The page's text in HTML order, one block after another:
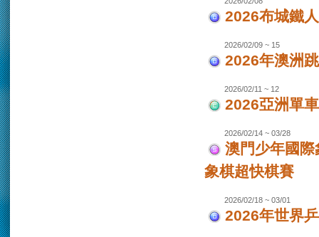
2026布城鐵
2026/02/09 ~ 15
2026年澳洲
2026/02/11 ~ 12
2026亞洲單
2026/02/14 ~ 03/28
澳門少年國
象棋超快棋賽
2026/02/18 ~ 03/01
2026年世界